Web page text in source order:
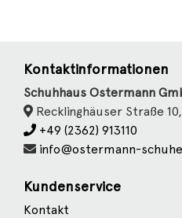
Kontaktinformationen
Schuhhaus Ostermann
Recklinghäuser Straße
+49 (2362) 913110
info@ostermann-
Kundenservice
Kontakt